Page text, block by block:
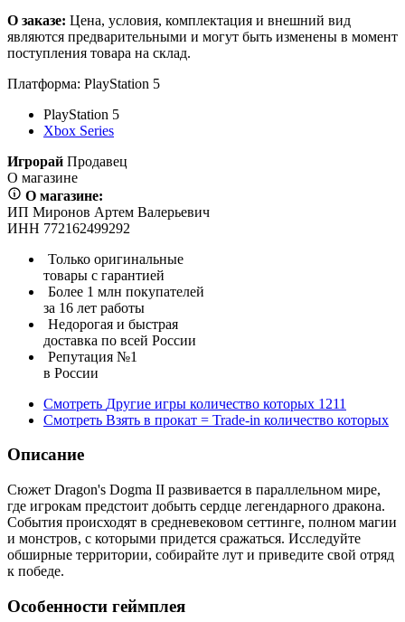
О заказе: Цена, условия, комплектация и внешний вид
являются предварительными и могут быть изменены в момент
поступления товара на склад.
Платформа: PlayStation 5
PlayStation 5
Xbox Series
Игрорай Продавец
О магазине
О магазине:
ИП Миронов Артем Валерьевич
ИНН 772162499292
Только оригинальные
товары с гарантией
Более 1 млн покупателей
за 16 лет работы
Недорогая и быстрая
доставка по всей России
Репутация №1
в России
Смотреть Другие игры количество которых 1211
Смотреть Взять в прокат = Trade-in количество которых
Описание
Сюжет Dragon's Dogma II развивается в параллельном мире,
где игрокам предстоит добыть сердце легендарного дракона.
События происходят в средневековом сеттинге, полном магии
и монстров, с которыми придется сражаться. Исследуйте
обширные территории, собирайте лут и приведите свой отряд
к победе.
Особенности геймплея